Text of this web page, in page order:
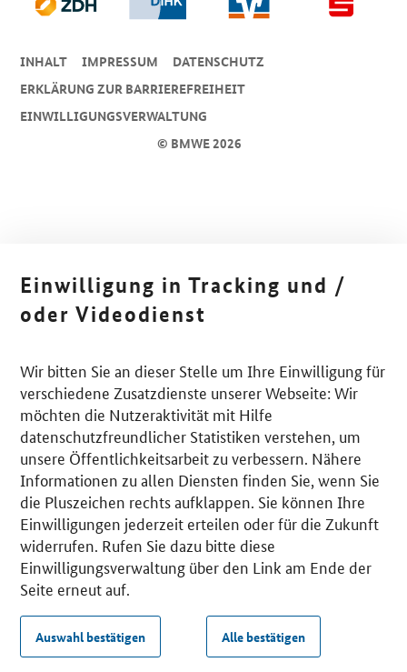
© BMWE 2026
INHALT IMPRESSUM
DA­TEN­SCHUTZ
ERKLÄRUNG ZUR BARRIEREFREIHEIT
EINWILLIGUNGSVERWALTUNG
Einwilligung in Tracking und /
oder Videodienst
Wir bitten Sie an dieser Stelle um Ihre Einwilligung für
verschiedene Zusatzdienste unserer Webseite: Wir
möchten die Nutzeraktivität mit Hilfe
datenschutzfreundlicher Statistiken verstehen, um
unsere Öffentlichkeitsarbeit zu verbessern. Nähere
Informationen zu allen Diensten finden Sie, wenn Sie
die Pluszeichen rechts aufklappen. Sie können Ihre
Einwilligungen jederzeit erteilen oder für die Zukunft
widerrufen. Rufen Sie dazu bitte diese
Einwilligungsverwaltung über den Link am Ende der
Seite erneut auf.
Auswahl bestätigen Alle bestätigen